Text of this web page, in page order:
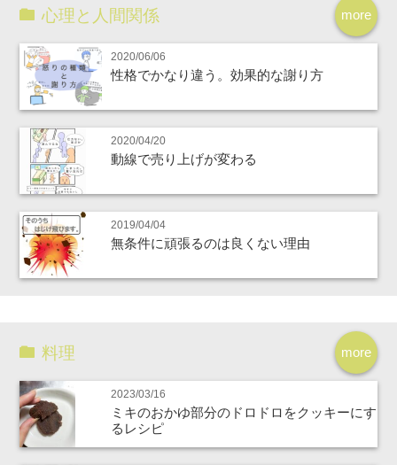
more
心理と人間関係
2020/06/06
性格でかなり違う。効果的な謝り方
2020/04/20
動線で売り上げが変わる
2019/04/04
無条件に頑張るのは良くない理由
more
料理
2023/03/16
ミキのおかゆ部分のドロドロをクッキーにす
るレシピ